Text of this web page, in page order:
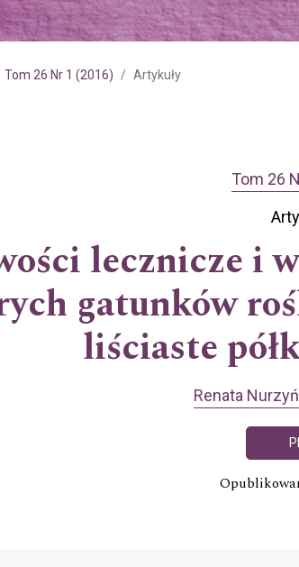
Tom 26 Nr 1 (2016) Artykuły
Tom 26
lecznicze i
gatunków
liściaste
Renata